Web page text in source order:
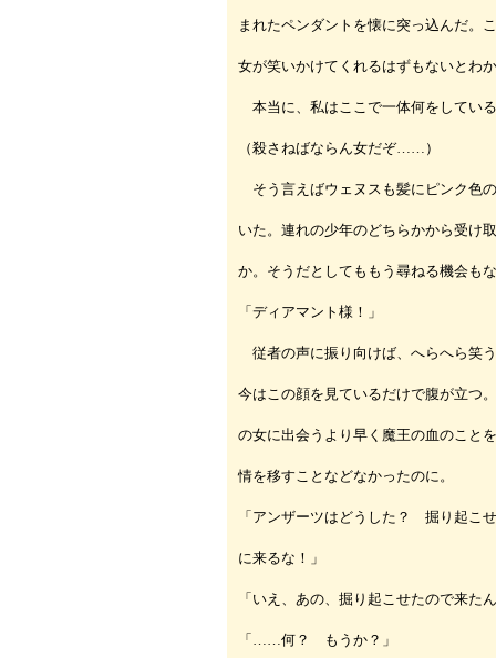
まれたペンダントを懐に突っ込んだ。
女が笑いかけてくれるはずもないとわ
本当に、私はここで一体何をしてい
（殺さねばならん女だぞ……）
そう言えばウェヌスも髪にピンク色
いた。連れの少年のどちらかから受け
か。そうだとしてももう尋ねる機会も
「ディアマント様！」
従者の声に振り向けば、へらへら笑
今はこの顔を見ているだけで腹が立つ
の女に出会うより早く魔王の血のこと
情を移すことなどなかったのに。
「アンザーツはどうした？ 掘り起こ
に来るな！」
「いえ、あの、掘り起こせたので来
「……何？ もうか？」